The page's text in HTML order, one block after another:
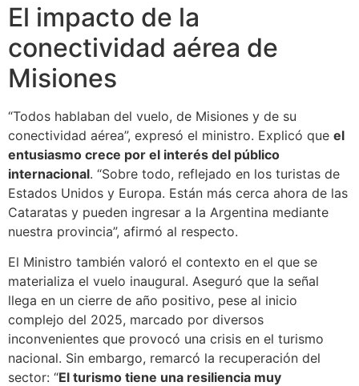
El impacto de la
conectividad aérea de
Misiones
“Todos hablaban del vuelo, de Misiones y de su
conectividad aérea”, expresó el ministro. Explicó que el
entusiasmo crece por el interés del público
internacional. “Sobre todo, reflejado en los turistas de
Estados Unidos y Europa. Están más cerca ahora de las
Cataratas y pueden ingresar a la Argentina mediante
nuestra provincia”, afirmó al respecto.
El Ministro también valoró el contexto en el que se
materializa el vuelo inaugural. Aseguró que la señal
llega en un cierre de año positivo, pese al inicio
complejo del 2025, marcado por diversos
inconvenientes que provocó una crisis en el turismo
nacional. Sin embargo, remarcó la recuperación del
sector: “El turismo tiene una resiliencia muy